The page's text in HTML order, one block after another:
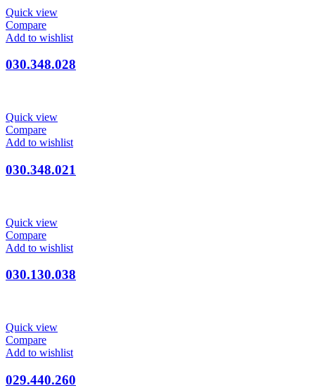
Quick view
Compare
Add to wishlist
030.348.028
Quick view
Compare
Add to wishlist
030.348.021
Quick view
Compare
Add to wishlist
030.130.038
Quick view
Compare
Add to wishlist
029.440.260